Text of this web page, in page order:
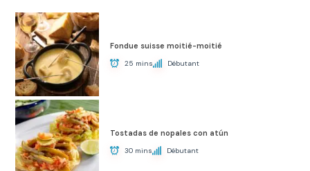
Fondue suisse moitié-moitié
25 mins Débutant
Tostadas de nopales con atún
30 mins Débutant